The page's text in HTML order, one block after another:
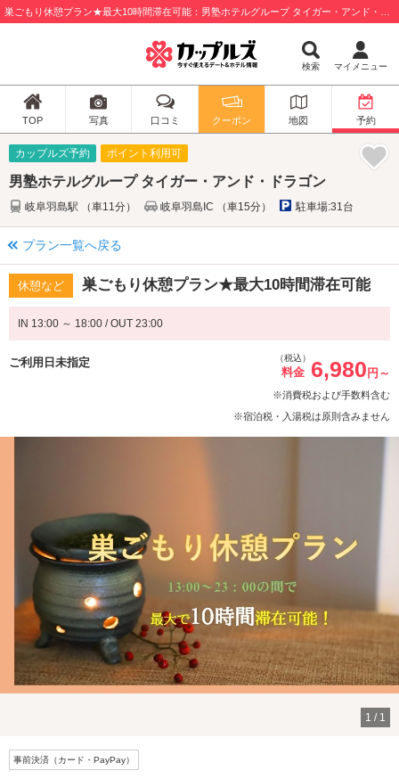
検索 マイメニュー
TOP 写真 口コミ クーポン 地図 予約
カップルズ予約 ポイント利用可
男塾ホテルグループ タイガー・アンド・ドラゴン
岐阜羽島駅 （車11分） 岐阜羽島IC （車15分） 駐車場:31台
プラン一覧へ戻る
休憩など 巣ごもり休憩プラン★最大10時間滞在可能
IN 13:00 ～ 18:00 / OUT 23:00
ご利用日未指定 （税込）
料金 6,980 円～
※消費税および手数料含む
※宿泊税・入湯税は原則含みません
1 / 1
事前決済（カード・PayPay）